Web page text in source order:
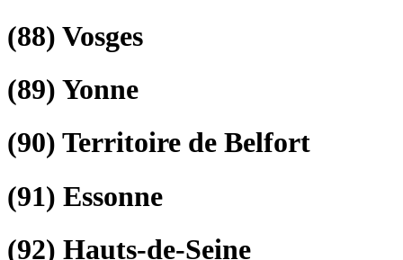
(88) Vosges
(89) Yonne
(90) Territoire de Belfort
(91) Essonne
(92) Hauts-de-Seine